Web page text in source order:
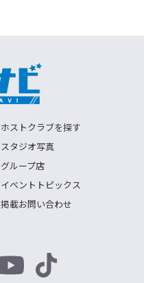
ホストクラブを探す
スタジオ写真
グループ店
イベントトピックス
掲載お問い合わせ